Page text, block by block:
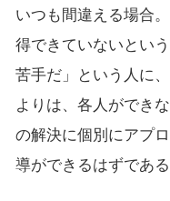
いつも間違える場合
得できていないとい
苦手だ」という人に
よりは、各人ができ
の解決に個別にアプ
導ができるはずである